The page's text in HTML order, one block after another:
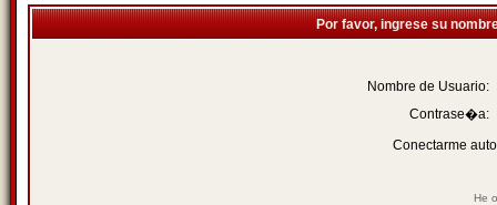
Por favor, ingrese su
Nombre de Usuario:
Contrase�a:
Conectarme
He